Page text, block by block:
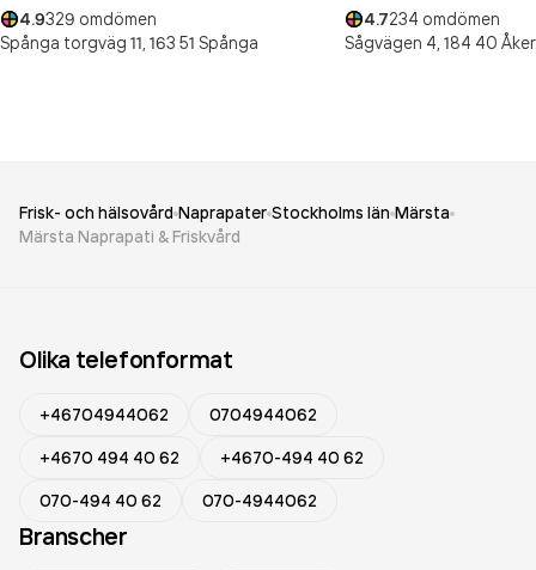
4.9329 omdömen
Spånga torgväg 11, 163 51 Spånga
4.7234 omdömen
Sågvägen 4, 184 40
Frisk- och hälsovård Naprapater Stockholms län Märsta
Märsta Naprapati & Friskvård
Olika telefonformat
+46704944062
0704944062
+4670 494 40 62
+4670-494 40 62
070-494 40 62
070-4944062
Branscher